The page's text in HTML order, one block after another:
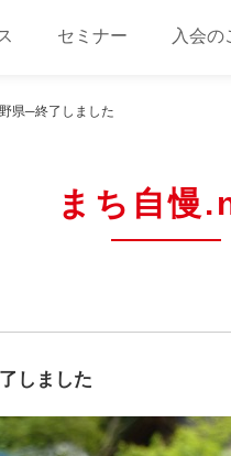
セミナー 入会の
県─終了しました
まち自慢
しました